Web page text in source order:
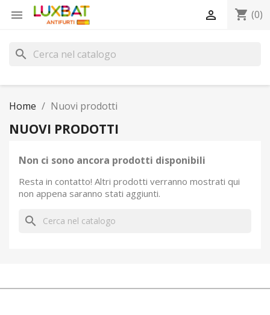
 shopping_cart (0)

search
Home Nuovi prodotti
NUOVI PRODOTTI
Non ci sono ancora prodotti disponibili
Resta in contatto! Altri prodotti verranno mostrati qui
non appena saranno stati aggiunti.
search